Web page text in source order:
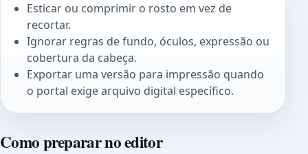
Esticar ou comprimir o rosto em vez de
recortar.
Ignorar regras de fundo, óculos, expressão ou
cobertura da cabeça.
Exportar uma versão para impressão quando
o portal exige arquivo digital específico.
Como preparar no editor